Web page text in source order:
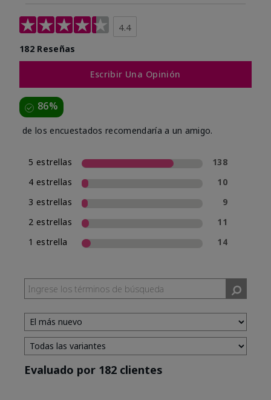
4.4
182 Reseñas
Escribir Una Opinión
86%
de los encuestados recomendaría a un amigo.
5 estrellas
138
4 estrellas
10
3 estrellas
9
2 estrellas
11
1 estrella
14
Evaluado por 182 clientes